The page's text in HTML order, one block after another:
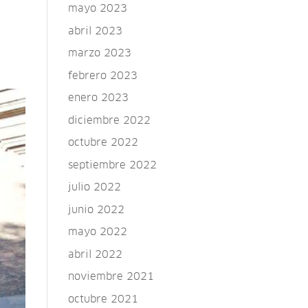
mayo 2023
abril 2023
marzo 2023
febrero 2023
enero 2023
diciembre 2022
octubre 2022
septiembre 2022
julio 2022
junio 2022
mayo 2022
abril 2022
noviembre 2021
octubre 2021